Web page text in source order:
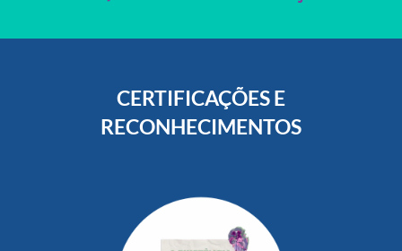
CERTIFICAÇÕES E
RECONHECIMENTOS